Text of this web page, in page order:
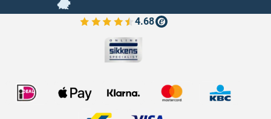
4.68
Bekijk de verfplaza beoordelingen